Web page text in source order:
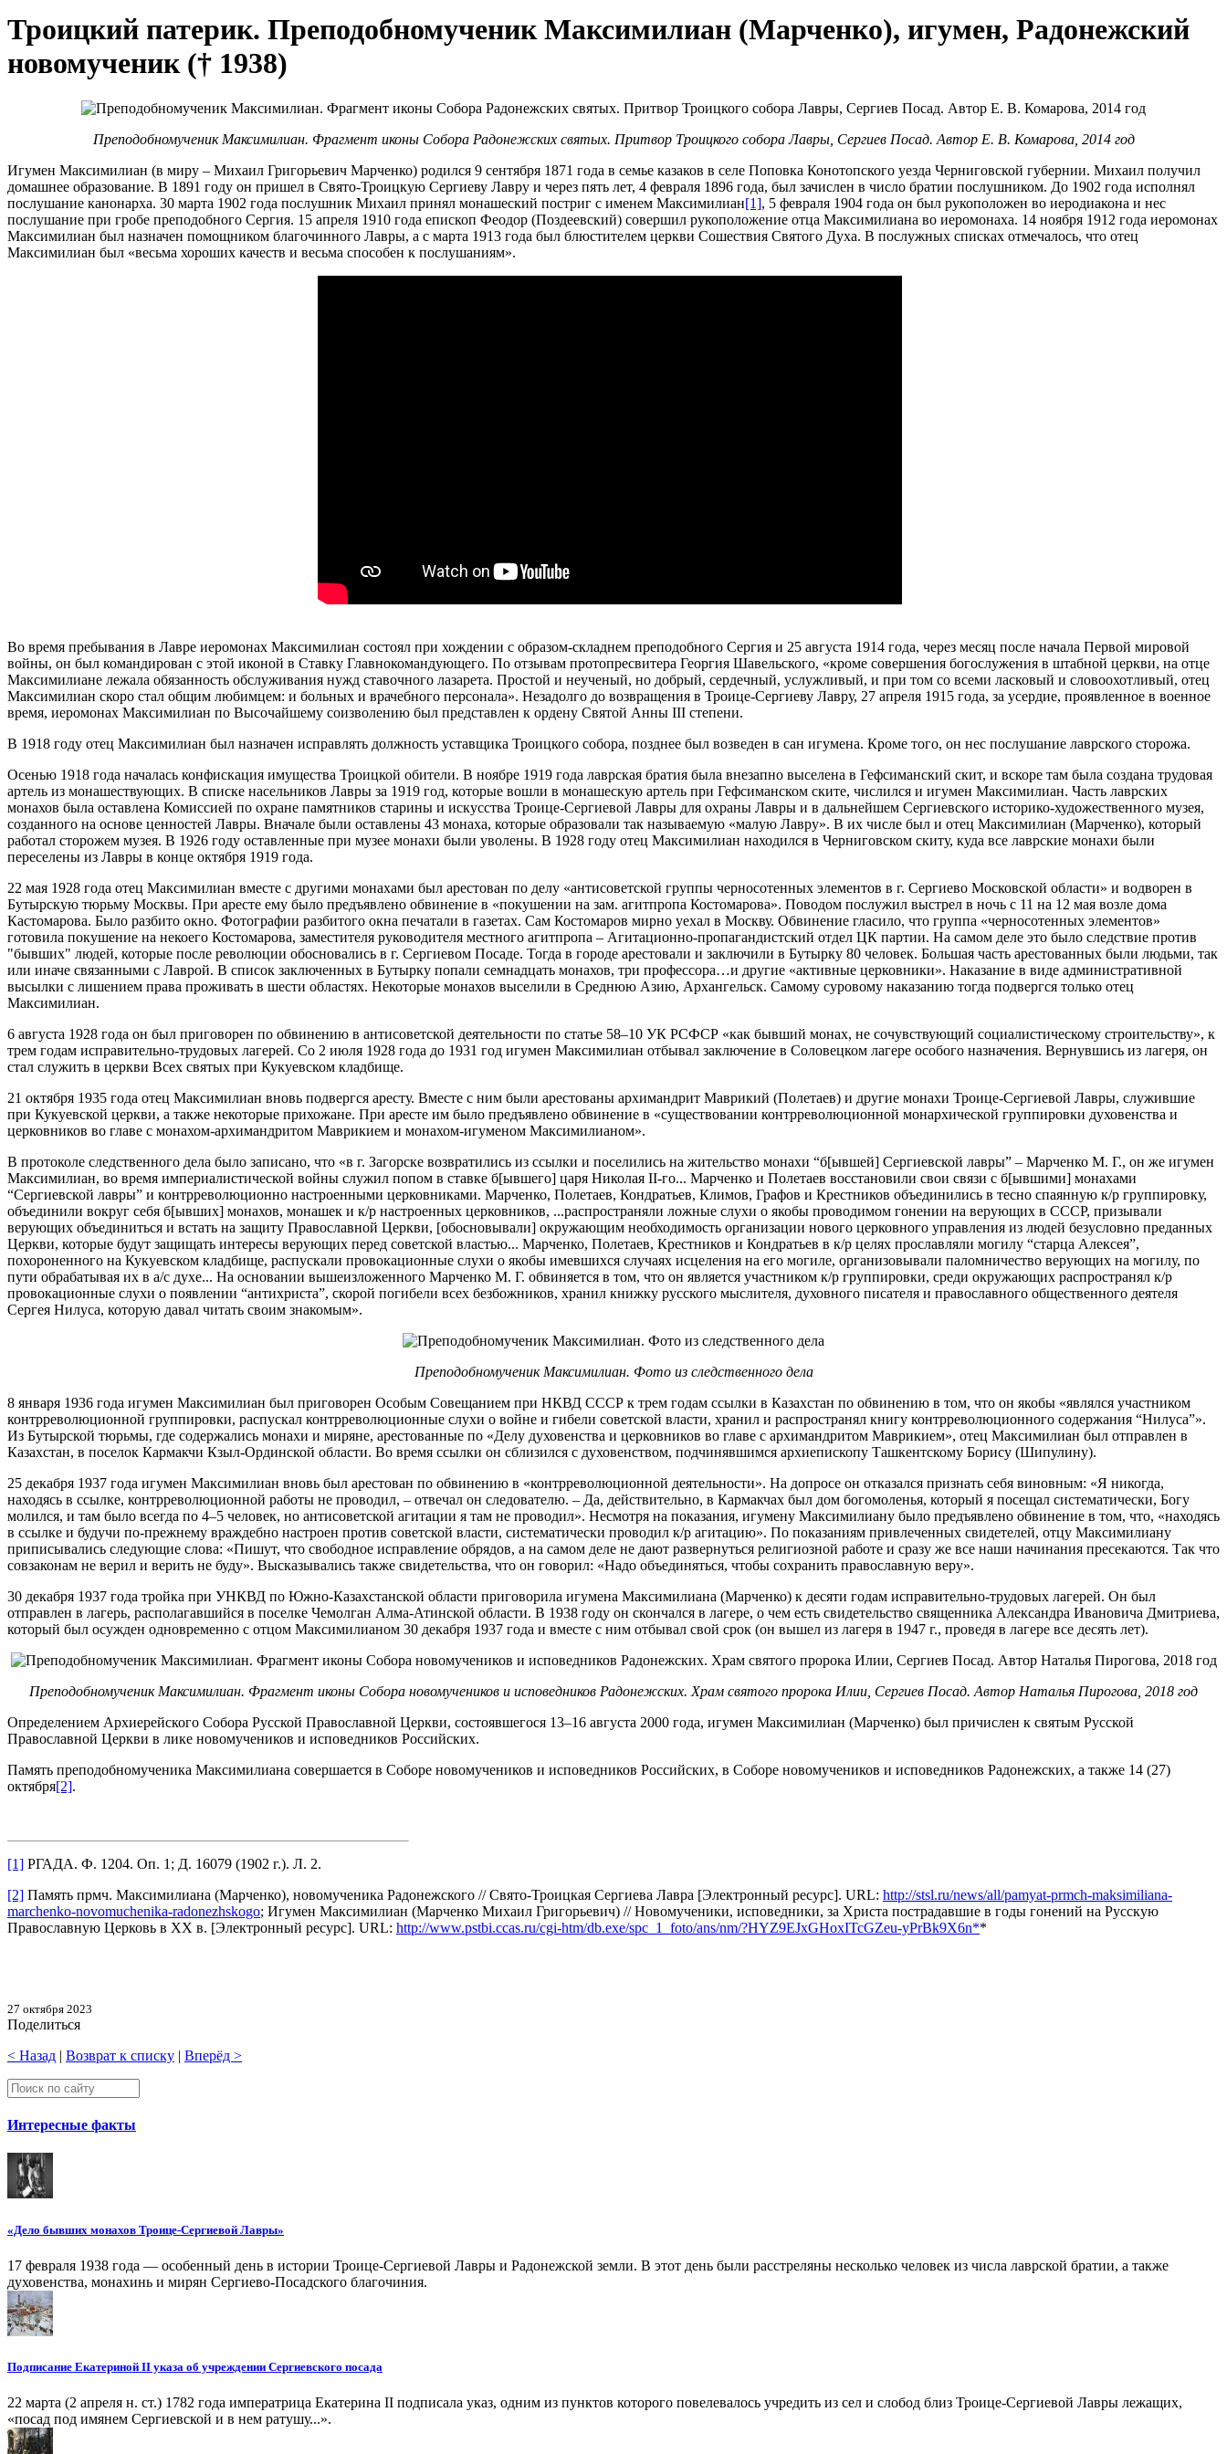
Троицкий патерик. Преподобномученик Максимилиан (Марченко), игумен, Радонежский
новомученик († 1938)
Преподобномученик Максимилиан. Фрагмент иконы Собора Радонежских святых. Притвор Троицкого собора Лавры, Сергиев Посад. Автор Е. В. Комарова, 2014 год
Игумен Максимилиан (в миру – Михаил Григорьевич Марченко) родился 9 сентября 1871 года в семье казаков в селе Поповка Конотопского уезда Черниговской губернии. Михаил получил
домашнее образование. В 1891 году он пришел в Свято-Троицкую Сергиеву Лавру и через пять лет, 4 февраля 1896 года, был зачислен в число братии послушником. До 1902 года исполнял
послушание канонарха. 30 марта 1902 года послушник Михаил принял монашеский постриг с именем Максимилиан[1], 5 февраля 1904 года он был рукоположен во иеродиакона и нес
послушание при гробе преподобного Сергия. 15 апреля 1910 года епископ Феодор (Поздеевский) совершил рукоположение отца Максимилиана во иеромонаха. 14 ноября 1912 года иеромонах
Максимилиан был назначен помощником благочинного Лавры, а с марта 1913 года был блюстителем церкви Сошествия Святого Духа. В послужных списках отмечалось, что отец
Максимилиан был «весьма хороших качеств и весьма способен к послушаниям».
Во время пребывания в Лавре иеромонах Максимилиан состоял при хождении с образом-складнем преподобного Сергия и 25 августа 1914 года, через месяц после начала Первой мировой
войны, он был командирован с этой иконой в Ставку Главнокомандующего. По отзывам протопресвитера Георгия Шавельского, «кроме совершения богослужения в штабной церкви, на отце
Максимилиане лежала обязанность обслуживания нужд ставочного лазарета. Простой и неученый, но добрый, сердечный, услужливый, и при том со всеми ласковый и словоохотливый, отец
Максимилиан скоро стал общим любимцем: и больных и врачебного персонала». Незадолго до возвращения в Троице-Сергиеву Лавру, 27 апреля 1915 года, за усердие, проявленное в военное
время, иеромонах Максимилиан по Высочайшему соизволению был представлен к ордену Святой Анны III степени.
В 1918 году отец Максимилиан был назначен исправлять должность уставщика Троицкого собора, позднее был возведен в сан игумена. Кроме того, он нес послушание лаврского сторожа.
Осенью 1918 года началась конфискация имущества Троицкой обители. В ноябре 1919 года лаврская братия была внезапно выселена в Гефсиманский скит, и вскоре там была создана трудовая
артель из монашествующих. В списке насельников Лавры за 1919 год, которые вошли в монашескую артель при Гефсиманском ските, числился и игумен Максимилиан. Часть лаврских
монахов была оставлена Комиссией по охране памятников старины и искусства Троице-Сергиевой Лавры для охраны Лавры и в дальнейшем Сергиевского историко-художественного музея,
созданного на основе ценностей Лавры. Вначале были оставлены 43 монаха, которые образовали так называемую «малую Лавру». В их числе был и отец Максимилиан (Марченко), который
работал сторожем музея. В 1926 году оставленные при музее монахи были уволены. В 1928 году отец Максимилиан находился в Черниговском скиту, куда все лаврские монахи были
переселены из Лавры в конце октября 1919 года.
22 мая 1928 года отец Максимилиан вместе с другими монахами был арестован по делу «антисоветской группы черносотенных элементов в г. Сергиево Московской области» и водворен в
Бутырскую тюрьму Москвы. При аресте ему было предъявлено обвинение в «покушении на зам. агитпропа Костомарова». Поводом послужил выстрел в ночь с 11 на 12 мая возле дома
Кастомарова. Было разбито окно. Фотографии разбитого окна печатали в газетах. Сам Костомаров мирно уехал в Москву. Обвинение гласило, что группа «черносотенных элементов»
готовила покушение на некоего Костомарова, заместителя руководителя местного агитпропа – Агитационно-пропагандистский отдел ЦК партии. На самом деле это было следствие против
"бывших" людей, которые после революции обосновались в г. Сергиевом Посаде. Тогда в городе арестовали и заключили в Бутырку 80 человек. Большая часть арестованных были людьми, так
или иначе связанными с Лаврой. В список заключенных в Бутырку попали семнадцать монахов, три профессора…и другие «активные церковники». Наказание в виде административной
высылки с лишением права проживать в шести областях. Некоторые монахов выселили в Среднюю Азию, Архангельск. Самому суровому наказанию тогда подвергся только отец
Максимилиан.
6 августа 1928 года он был приговорен по обвинению в антисоветской деятельности по статье 58–10 УК РСФСР «как бывший монах, не сочувствующий социалистическому строительству», к
трем годам исправительно-трудовых лагерей. Со 2 июля 1928 года до 1931 год игумен Максимилиан отбывал заключение в Соловецком лагере особого назначения. Вернувшись из лагеря, он
стал служить в церкви Всех святых при Кукуевском кладбище.
21 октября 1935 года отец Максимилиан вновь подвергся аресту. Вместе с ним были арестованы архимандрит Маврикий (Полетаев) и другие монахи Троице-Сергиевой Лавры, служившие
при Кукуевской церкви, а также некоторые прихожане. При аресте им было предъявлено обвинение в «существовании контрреволюционной монархической группировки духовенства и
церковников во главе с монахом-архимандритом Маврикием и монахом-игуменом Максимилианом».
В протоколе следственного дела было записано, что «в г. Загорске возвратились из ссылки и поселились на жительство монахи “б[ывшей] Сергиевской лавры” – Марченко М. Г., он же игумен
Максимилиан, во время империалистической войны служил попом в ставке б[ывшего] царя Николая II-го... Марченко и Полетаев восстановили свои связи с б[ывшими] монахами
“Сергиевской лавры” и контрреволюционно настроенными церковниками. Марченко, Полетаев, Кондратьев, Климов, Графов и Крестников объединились в тесно спаянную к/р группировку,
объединили вокруг себя б[ывших] монахов, монашек и к/р настроенных церковников, ...распространяли ложные слухи о якобы проводимом гонении на верующих в СССР, призывали
верующих объединиться и встать на защиту Православной Церкви, [обосновывали] окружающим необходимость организации нового церковного управления из людей безусловно преданных
Церкви, которые будут защищать интересы верующих перед советской властью... Марченко, Полетаев, Крестников и Кондратьев в к/р целях прославляли могилу “старца Алексея”,
похороненного на Кукуевском кладбище, распускали провокационные слухи о якобы имевшихся случаях исцеления на его могиле, организовывали паломничество верующих на могилу, по
пути обрабатывая их в а/с духе... На основании вышеизложенного Марченко М. Г. обвиняется в том, что он является участником к/р группировки, среди окружающих распространял к/р
провокационные слухи о появлении “антихриста”, скорой погибели всех безбожников, хранил книжку русского мыслителя, духовного писателя и православного общественного деятеля
Сергея Нилуса, которую давал читать своим знакомым».
Преподобномученик Максимилиан. Фото из следственного дела
8 января 1936 года игумен Максимилиан был приговорен Особым Совещанием при НКВД СССР к трем годам ссылки в Казахстан по обвинению в том, что он якобы «являлся участником
контрреволюционной группировки, распускал контрреволюционные слухи о войне и гибели советской власти, хранил и распространял книгу контрреволюционного содержания “Нилуса”».
Из Бутырской тюрьмы, где содержались монахи и миряне, арестованные по «Делу духовенства и церковников во главе с архимандритом Маврикием», отец Максимилиан был отправлен в
Казахстан, в поселок Кармакчи Кзыл-Ординской области. Во время ссылки он сблизился c духовенством, подчинявшимся архиепископу Ташкентскому Борису (Шипулину).
25 декабря 1937 года игумен Максимилиан вновь был арестован по обвинению в «контрреволюционной деятельности». На допросе он отказался признать себя виновным: «Я никогда,
находясь в ссылке, контрреволюционной работы не проводил, – отвечал он следователю. – Да, действительно, в Кармакчах был дом богомоленья, который я посещал систематически, Богу
молился, и там было всегда по 4–5 человек, но антисоветской агитации я там не проводил». Несмотря на показания, игумену Максимилиану было предъявлено обвинение в том, что, «находясь
в ссылке и будучи по-прежнему враждебно настроен против советской власти, систематически проводил к/р агитацию». По показаниям привлеченных свидетелей, отцу Максимилиану
приписывались следующие слова: «Пишут, что свободное исправление обрядов, а на самом деле не дают развернуться религиозной работе и сразу же все наши начинания пресекаются. Так что
совзаконам не верил и верить не буду». Высказывались также свидетельства, что он говорил: «Надо объединяться, чтобы сохранить православную веру».
30 декабря 1937 года тройка при УНКВД по Южно-Казахстанской области приговорила игумена Максимилиана (Марченко) к десяти годам исправительно-трудовых лагерей. Он был
отправлен в лагерь, располагавшийся в поселке Чемолган Алма-Атинской области. В 1938 году он скончался в лагере, о чем есть свидетельство священника Александра Ивановича Дмитриева,
который был осужден одновременно с отцом Максимилианом 30 декабря 1937 года и вместе с ним отбывал свой срок (он вышел из лагеря в 1947 г., проведя в лагере все десять лет).
Преподобномученик Максимилиан. Фрагмент иконы Собора новомучеников и исповедников Радонежских. Храм святого пророка Илии, Сергиев Посад. Автор Наталья Пирогова, 2018 год
Определением Архиерейского Собора Русской Православной Церкви, состоявшегося 13–16 августа 2000 года, игумен Максимилиан (Марченко) был причислен к святым Русской
Православной Церкви в лике новомучеников и исповедников Российских.
Память преподобномученика Максимилиана совершается в Соборе новомучеников и исповедников Российских, в Соборе новомучеников и исповедников Радонежских, а также 14 (27)
октября[2].
[1] РГАДА. Ф. 1204. Оп. 1; Д. 16079 (1902 г.). Л. 2.
[2] Память прмч. Максимилиана (Марченко), новомученика Радонежского // Свято-Троицкая Сергиева Лавра [Электронный ресурс]. URL: http://stsl.ru/news/all/pamyat-prmch-maksimiliana-
marchenko-novomuchenika-radonezhskogo; Игумен Максимилиан (Марченко Михаил Григорьевич) // Новомученики, исповедники, за Христа пострадавшие в годы гонений на Русскую
Православную Церковь в XX в. [Электронный ресурс]. URL: http://www.pstbi.ccas.ru/cgi-htm/db.exe/spc_1_foto/ans/nm/?HYZ9EJxGHoxITcGZeu-yPrBk9X6n**
27 октября 2023
Поделиться
< Назад | Возврат к списку | Вперёд >
Интересные факты
«Дело бывших монахов Троице-Сергиевой Лавры»
17 февраля 1938 года — особенный день в истории Троице-Сергиевой Лавры и Радонежской земли. В этот день были расстреляны несколько человек из числа лаврской братии, а также
духовенства, монахинь и мирян Сергиево-Посадского благочиния.
Подписание Екатериной II указа об учреждении Сергиевского посада
22 марта (2 апреля н. ст.) 1782 года императрица Екатерина II подписала указ, одним из пунктов которого повелевалось учредить из сел и слобод близ Троице-Сергиевой Лавры лежащих,
«посад под имянем Сергиевской и в нем ратушу...».